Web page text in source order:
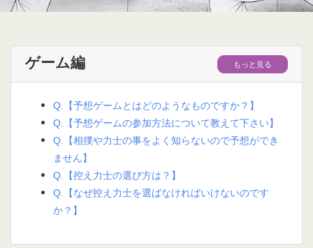
ゲーム編 もっと見る
Q.【予想ゲームとはどのようなものですか？】
Q.【予想ゲームの参加方法について教えて下さい】
Q.【相撲や力士の事をよく知らないので予想ができ
ません】
Q.【控え力士の選び方は？】
Q.【なぜ控え力士を選ばなければいけないのです
か？】